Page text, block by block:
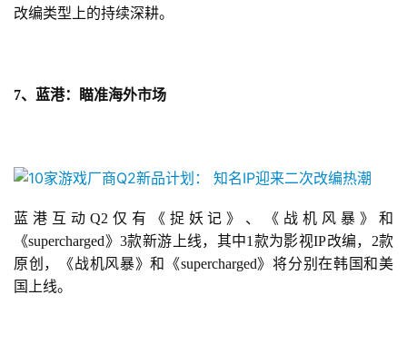
改编类型上的持续深耕。
7、蓝港：瞄准海外市场
蓝港互动Q2仅有《捉妖记》、《战机风暴》和
《supercharged》3款新游上线，其中1款为影视IP改编，2款
原创，《战机风暴》和《supercharged》将分别在韩国和美
国上线。